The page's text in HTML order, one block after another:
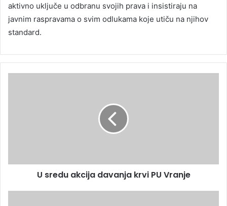
aktivno uključe u odbranu svojih prava i insistiraju na
javnim raspravama o svim odlukama koje utiču na njihov
standard.
U sredu akcija davanja krvi PU Vranje